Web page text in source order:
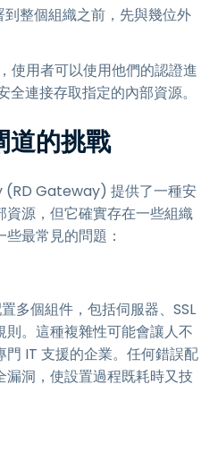
整個組織之前，先與幾位外
使用者可以使用他們的認證進
連接存取指定的內部資源。
道的挑戰
Gateway) 提供了一種安
源，但它確實存在一些組織
最常見的問題：
多個組件，包括伺服器、SSL
。這種複雜性可能會讓人不
IT 支援的企業。任何錯誤配
洞，使設置過程既耗時又技